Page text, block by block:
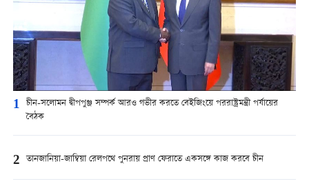
1 চীন-সলোমন দ্বীপপুঞ্জ সম্পর্ক আরও গভীর করতে বেইজিংয়ে পররাষ্ট্রমন্ত্রী পর্যায়ের
বৈঠক
2 তানজানিয়া-জাম্বিয়া রেলপথে পুনরায় প্রাণ ফেরাতে একসঙ্গে কাজ করবে চীন